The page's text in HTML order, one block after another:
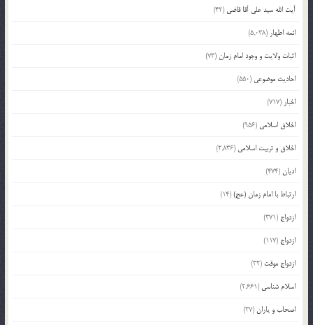
آیت الله سید علی آقا قاضی (42)
ائمه اطهار (5,038)
اثبات ولایت و وجود امام زمان(73)
احادیث موضوعی (550)
اخبار (717)
اخلاق اسلامی (956)
اخلاق و تربیت اسلامی (2,836)
ادیان(474)
ارتباط با امام زمان (عج)(14)
ازدواج (371)
ازدواج (117)
ازدواج موقت (32)
اسلام شناسی (2,661)
اصحاب و یاران(37)